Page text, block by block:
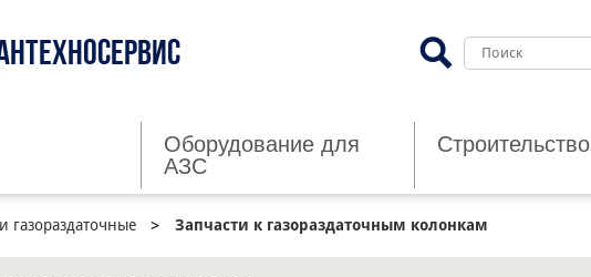
Оборудование для
АЗС
Строительство
газораздаточные Запчасти к газораздаточным колонкам